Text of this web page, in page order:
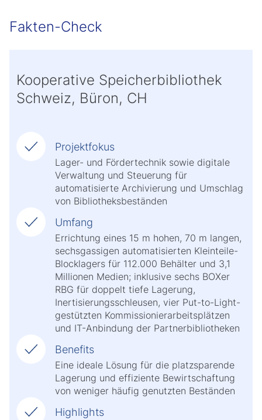
Fakten-Check
Kooperative Speicherbibliothek
Schweiz, Büron, CH
Projektfokus
Lager- und Fördertechnik sowie digitale
Verwaltung und Steuerung für
automatisierte Archivierung und Umschlag
von Bibliotheksbeständen
Umfang
Errichtung eines 15 m hohen, 70 m langen,
sechsgassigen automatisierten Kleinteile-
Blocklagers für 112.000 Behälter und 3,1
Millionen Medien; inklusive sechs BOXer
RBG für doppelt tiefe Lagerung,
Inertisierungsschleusen, vier Put-to-Light-
gestützten Kommissionierarbeitsplätzen
und IT-Anbindung der Partnerbibliotheken
Benefits
Eine ideale Lösung für die platzsparende
Lagerung und effiziente Bewirtschaftung
von weniger häufig genutzten Beständen
Highlights